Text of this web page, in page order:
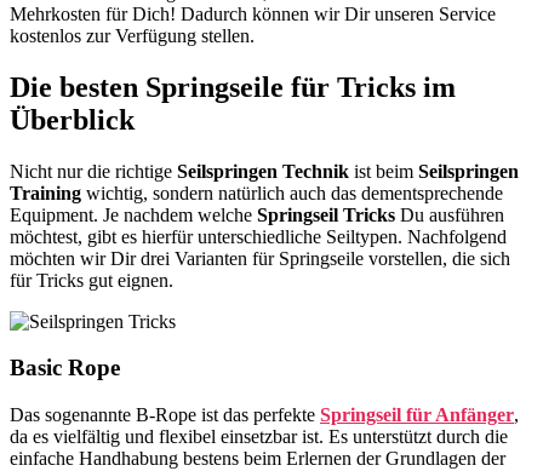
Mehrkosten für Dich! Dadurch können wir Dir unseren Service
kostenlos zur Verfügung stellen.
Die besten Springseile für Tricks im
Überblick
Nicht nur die richtige Seilspringen Technik ist beim Seilspringen
Training wichtig, sondern natürlich auch das dementsprechende
Equipment. Je nachdem welche Springseil Tricks Du ausführen
möchtest, gibt es hierfür unterschiedliche Seiltypen. Nachfolgend
möchten wir Dir drei Varianten für Springseile vorstellen, die sich
für Tricks gut eignen.
Basic Rope
Das sogenannte B-Rope ist das perfekte Springseil für Anfänger,
da es vielfältig und flexibel einsetzbar ist. Es unterstützt durch die
einfache Handhabung bestens beim Erlernen der Grundlagen der